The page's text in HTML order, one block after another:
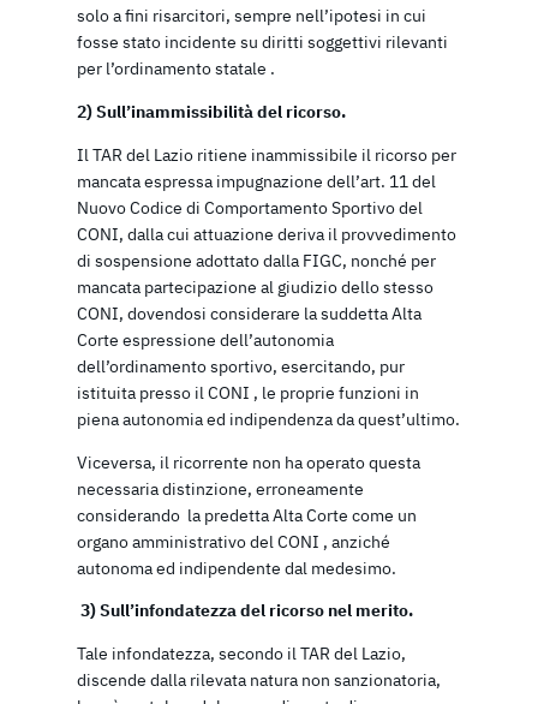
solo a fini risarcitori, sempre nell’ipotesi in cui
fosse stato incidente su diritti soggettivi rilevanti
per l’ordinamento statale .
2)Sull’inammissibilità del ricorso.
Il TAR del Lazio ritiene inammissibile il ricorso per
mancata espressa impugnazione dell’art. 11 del
Nuovo Codice di Comportamento Sportivo del
CONI, dalla cui attuazione deriva il provvedimento
di sospensione adottato dalla FIGC, nonché per
mancata partecipazione al giudizio dello stesso
CONI, dovendosi considerare la suddetta Alta
Corte espressione dell’autonomia
dell’ordinamento sportivo, esercitando, pur
istituita presso il CONI , le proprie funzioni in
piena autonomia ed indipendenza da quest’ultimo.
Viceversa, il ricorrente non ha operato questa
necessaria distinzione, erroneamente
considerando la predetta Alta Corte come un
organo amministrativo del CONI , anziché
autonoma ed indipendente dal medesimo.
3) Sull’infondatezza del ricorso nel merito.
Tale infondatezza, secondo il TAR del Lazio,
discende dalla rilevata natura non sanzionatoria,